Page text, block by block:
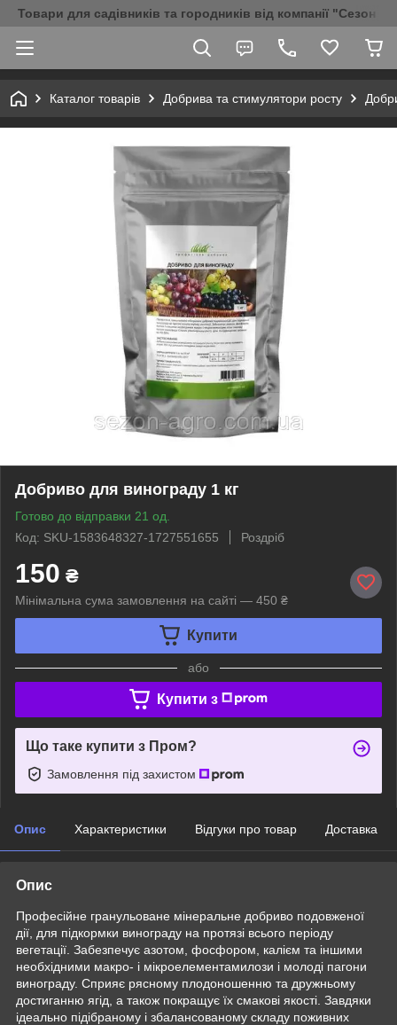
Товари для садівників та городників від компанії "Сезон
Каталог товарів Добрива та стимулятори росту
Добриво для винограду 1 кг
Готово до відправки 21 од.
Код: SKU-1583648327-1727551655
Роздріб
150 ₴
Мінімальна сума замовлення на сайті — 450 ₴
Купити
або
Купити з
Що таке купити з Пром?
Замовлення під захистом
Опис Характеристики Відгуки про товар Доставка
Опис
Професійне гранульоване мінеральне добриво подовженої
дії, для підкормки винограду на протязі всього періоду
вегетації. Забезпечує азотом, фосфором, калієм та іншими
необхідними макро- і мікроелементамилози і молоді пагони
винограду. Сприяє рясному плодоношенню та дружньому
достиганню ягід, а також покращує їх смакові якості. Завдяки
ідеально підібраному і збалансованому складу поживних